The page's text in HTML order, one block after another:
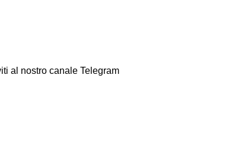
al nostro canale Telegram